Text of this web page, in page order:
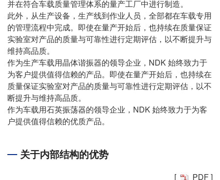
并在符合车载质量管理体系的量产工厂中进行制造。
此外，从生产设备，生产线到作业人员，全部都在车载专用
的管理流程中完成。即使在量产开始后，也持续在质量保证
实验室对产品的质量与可靠性进行定期评估，以不断提升与
维持高品质。
作为生产车载用晶体谐振器的领导企业，NDK 始终致力于
为客户提供值得信赖的产品。即使在量产开始后，也持续在
质量保证实验室对产品的质量与可靠性进行定期评估，以不
断提升与维持高品质。
作为车载用石英振荡器的领导企业，NDK 始终致力于为客
户提供值得信赖的优质产品。
关于内部结构的优势
[ PDF]